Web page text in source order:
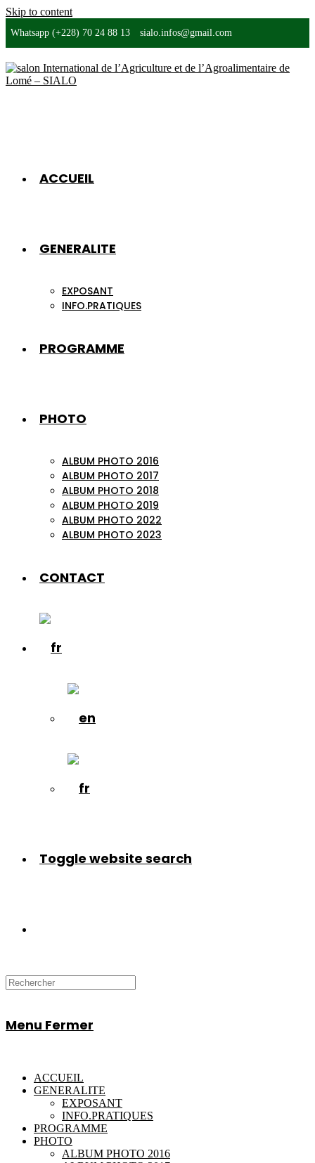
Skip to content
Whatsapp (+228) 70 24 88 13 sialo.infos@gmail.com
ACCUEIL
GENERALITE
EXPOSANT
INFO.PRATIQUES
PROGRAMME
PHOTO
ALBUM PHOTO 2016
ALBUM PHOTO 2017
ALBUM PHOTO 2018
ALBUM PHOTO 2019
ALBUM PHOTO 2022
ALBUM PHOTO 2023
CONTACT
Toggle website search
Menu Fermer
ACCUEIL
GENERALITE
EXPOSANT
INFO.PRATIQUES
PROGRAMME
PHOTO
ALBUM PHOTO 2016